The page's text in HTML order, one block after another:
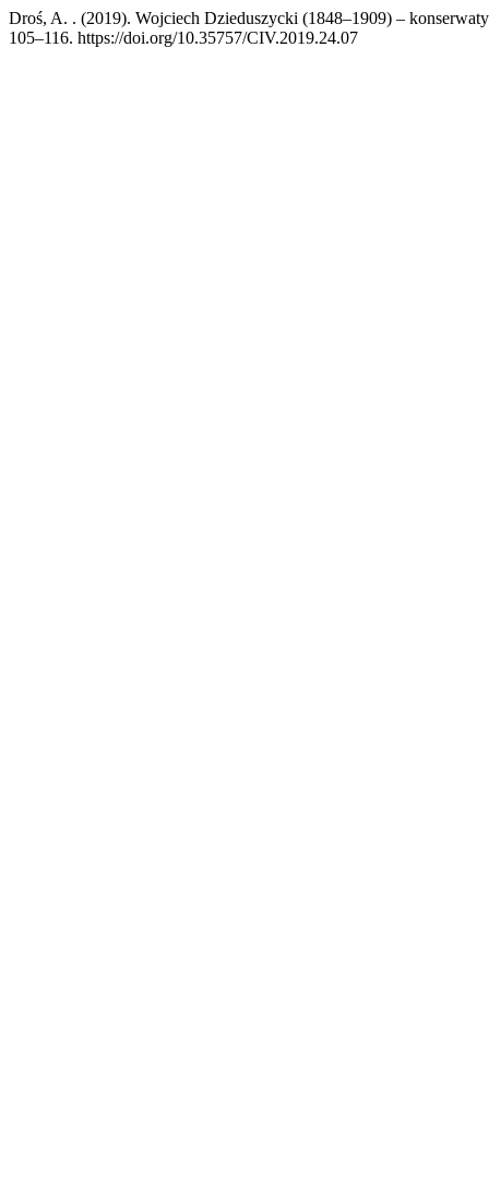
Droś, A. . (2019). Wojciech Dzieduszycki (1848–1909) –
105–116. https://doi.org/10.35757/CIV.2019.24.07